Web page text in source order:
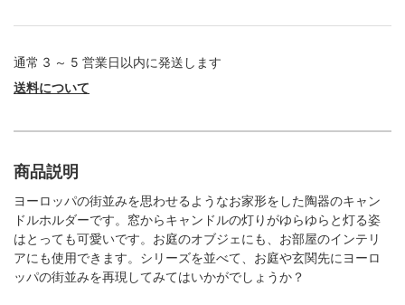
通常 3 ～ 5 営業日以内に発送します
送料について
商品説明
ヨーロッパの街並みを思わせるようなお家形をした陶器のキャン
ドルホルダーです。窓からキャンドルの灯りがゆらゆらと灯る姿
はとっても可愛いです。お庭のオブジェにも、お部屋のインテリ
アにも使用できます。シリーズを並べて、お庭や玄関先にヨーロ
ッパの街並みを再現してみてはいかがでしょうか？